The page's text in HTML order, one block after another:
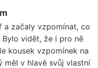
a začaly vzpomínat, co
vidět, že i pro ně
kousek vzpomínek na
měl v hlavě svůj vlastní